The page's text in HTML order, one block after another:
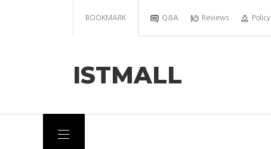
BOOKMARK Q&A Reviews Policy
ISTMALL